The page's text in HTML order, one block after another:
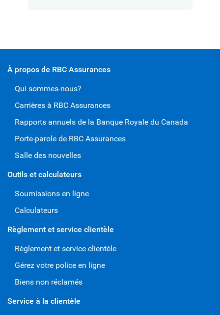
À propos de RBC Assurances
Qui sommes-nous?
Carrières à RBC Assurances
Rapports annuels de la Banque Royale du Canada
Porte-parole de RBC Assurances
Salle des nouvelles
Outils et calculateurs
Soumissions en ligne
Calculateurs
Règlement et service clientèle
Règlement et service clientèle
Gérez votre police en ligne
Biens non réclamés
Service à la clientèle